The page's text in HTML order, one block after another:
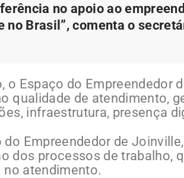
no apoio ao
no Brasil”, comenta o
o Espaço do Empreendedor
qualidade de atendimento,
infraestrutura, presença
Empreendedor de
dos processos de trabalho,
atendimento.